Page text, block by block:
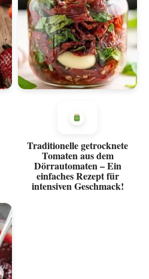
Traditionelle getrocknete
Tomaten aus dem
Dörrautomaten – Ein
einfaches Rezept für
intensiven Geschmack!